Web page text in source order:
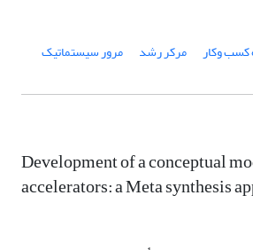
کسب وکار مرکر رشد مرور سیستماتیک
Development of a conceptual
accelerators: a Meta synthesis